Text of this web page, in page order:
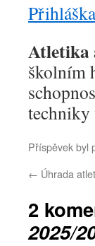
Atletika
školním
techniky
Příspěvek byl
← Úhrada
2
2025/